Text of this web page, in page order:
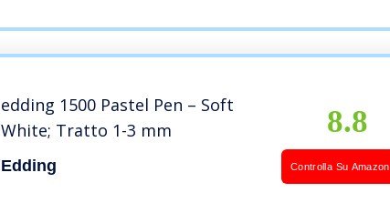
edding 1500 Pastel Pen – Soft
White; Tratto 1-3 mm
Edding
8.8
Controlla Su Amazon